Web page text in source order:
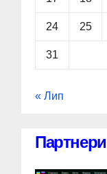
24 25
31
« Лип
Партнери